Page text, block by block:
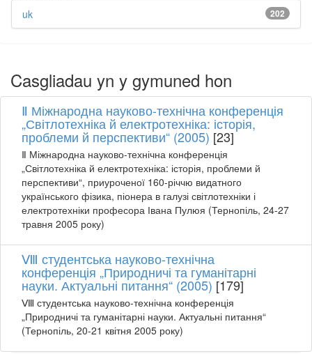
202
uk
Casgliadau yn y gymuned hon
Ⅱ Міжнародна науково-технічна конференція
„Світлотехніка й електротехніка: історія,
проблеми й перспективи“ (2005) [23]
Ⅱ Міжнародна науково-технічна конференція
„Світлотехніка й електротехніка: історія, проблеми й
перспективи“, приуроченої 160-річчю видатного
українського фізика, піонера в галузі світлотехніки і
електротехніки професора Івана Пулюя (Тернопіль, 24-27
травня 2005 року)
Ⅷ студентська науково-технічна
конференція „Природничі та гуманітарні
науки. Актуальні питання“ (2005) [179]
Ⅷ студентська науково-технічна конференція
„Природничі та гуманітарні науки. Актуальні питання“
(Тернопіль, 20-21 квітня 2005 року)